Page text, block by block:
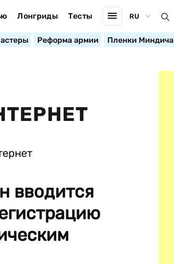
Лонгриды Тесты RU
Реформа армии Пленки Миндича
вводится